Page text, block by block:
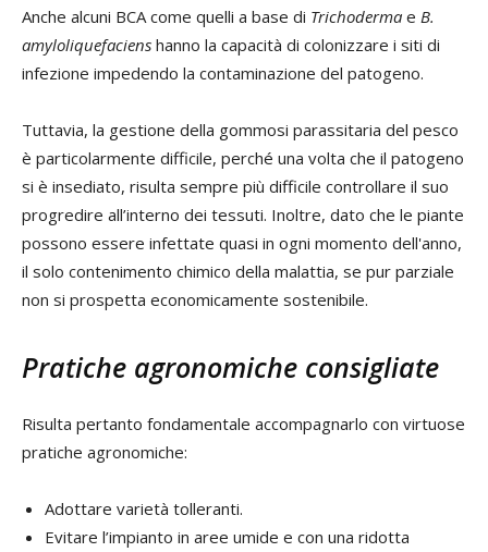
Anche alcuni BCA come quelli a base di Trichoderma e B.
amyloliquefaciens hanno la capacità di colonizzare i siti di
infezione impedendo la contaminazione del patogeno.
Tuttavia, la gestione della gommosi parassitaria del pesco
è particolarmente difficile, perché una volta che il patogeno
si è insediato, risulta sempre più difficile controllare il suo
progredire all’interno dei tessuti. Inoltre, dato che le piante
possono essere infettate quasi in ogni momento dell'anno,
il solo contenimento chimico della malattia, se pur parziale
non si prospetta economicamente sostenibile.
Pratiche agronomiche consigliate
Risulta pertanto fondamentale accompagnarlo con virtuose
pratiche agronomiche:
Adottare varietà tolleranti.
Evitare l’impianto in aree umide e con una ridotta